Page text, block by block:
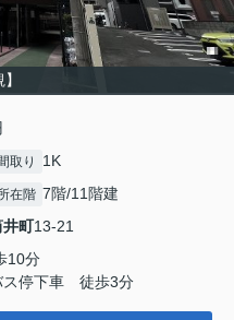
取り 1K
在階 7階/11階建
井町13-21
10分
ス停下車 徒歩3分